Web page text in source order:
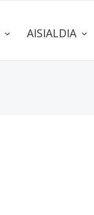
AISIALDIA